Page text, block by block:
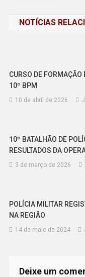
Post
NOTÍCIAS
CURSO DE
10º BPM
10 de abril de 2026
10º BATALHÃO DE
RESULTADOS DA
3 de março de 2026
POLÍCIA MILITAR
NA REGIÃO
14 de maio de 2024
Deixe um